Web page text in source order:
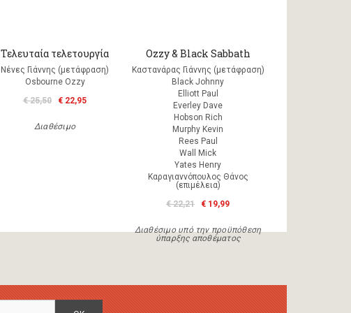
Τελευταία τελετουργία
Νένες Γιάννης (μετάφραση)
Osbourne Ozzy
€ 25,50
€ 22,95
Διαθέσιμο
Ozzy & Black Sabbath
Καστανάρας Γιάννης (μετάφραση)
Black Johnny
Elliott Paul
Everley Dave
Hobson Rich
Murphy Kevin
Rees Paul
Wall Mick
Yates Henry
Καραγιαννόπουλος Θάνος
(επιμέλεια)
€ 22,21
€ 19,99
Διαθέσιμο υπό την προϋπόθεση
ύπαρξης αποθέματος